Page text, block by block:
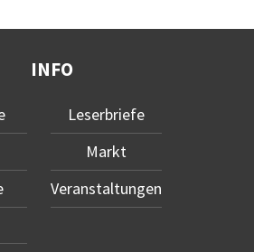
INFO
Leserbriefe
Markt
Veranstaltungen